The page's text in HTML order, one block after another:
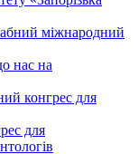
міжнародний
нас на
конгрес для
для